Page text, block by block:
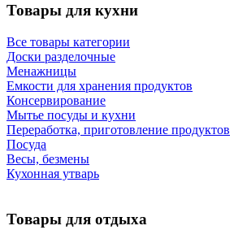
Товары для кухни
Все товары категории
Доски разделочные
Менажницы
Емкости для хранения продуктов
Консервирование
Мытье посуды и кухни
Переработка, приготовление продуктов
Посуда
Весы, безмены
Кухонная утварь
Товары для отдыха